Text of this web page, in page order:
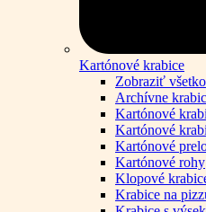
Kartónové krabice
Zobraziť všetko
Archívne
Kartónové
Kartónové
Kartónové
Kartónové rohy
Klopové
Krabice na